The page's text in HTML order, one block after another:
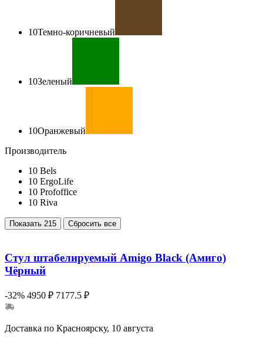
10Темно-коричневый
10Зеленый
10Оранжевый
Производитель
10 Bels
10 ErgoLife
10 Profoffice
10 Riva
Показать 215 Сбросить все
Стул штабелируемый Amigo Black (Амиго)
Чёрный
-32% 4950 ₽ 7177.5 ₽
Доставка по Красноярску, 10 августа